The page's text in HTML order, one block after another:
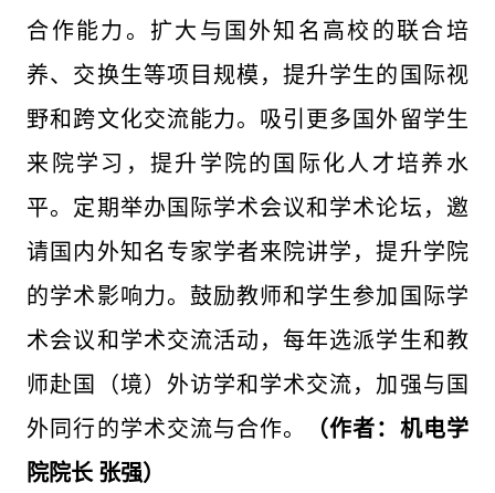
合作能力。扩大与国外知名高校的联合培
养、交换生等项目规模，提升学生的国际视
野和跨文化交流能力。吸引更多国外留学生
来院学习，提升学院的国际化人才培养水
平。定期举办国际学术会议和学术论坛，邀
请国内外知名专家学者来院讲学，提升学院
的学术影响力。鼓励教师和学生参加国际学
术会议和学术交流活动，每年选派学生和教
师赴国（境）外访学和学术交流，加强与国
外同行的学术交流与合作。
（作者：机电学
院院长 张强）